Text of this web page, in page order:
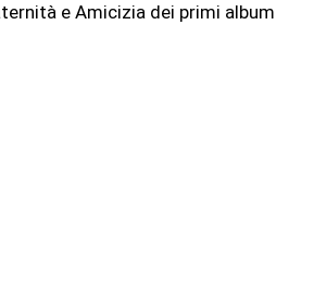
e Amicizia dei primi album